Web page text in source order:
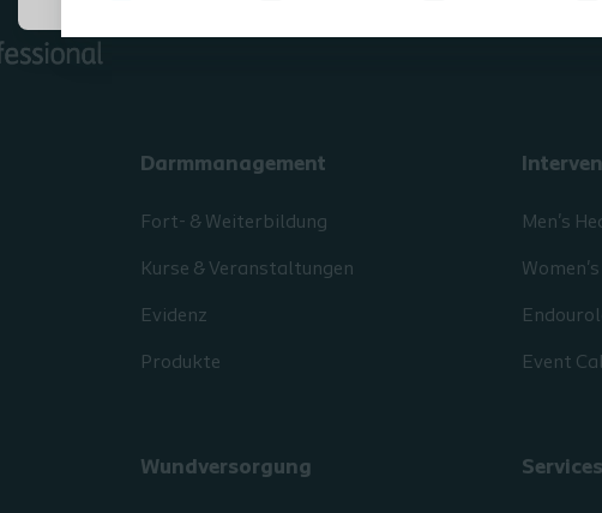
Darmmanagement
Fort- & Weiterbildung
Kurse & Veranstaltungen
Evidenz
Produkte
Men's
Event
Wundversorgung Services